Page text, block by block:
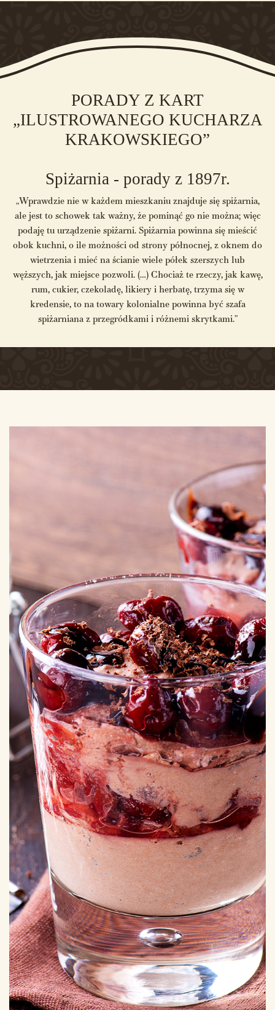
PORADY Z KART
„ILUSTROWANEGO KUCHARZA
KRAKOWSKIEGO”
Spiżarnia - porady z 1897r.
„Wprawdzie nie w każdem mieszkaniu znajduje się spiżarnia,
ale jest to schowek tak ważny, że pominąć go nie można; więc
podaję tu urządzenie spiżarni. Spiżarnia powinna się mieścić
obok kuchni, o ile możności od strony północnej, z oknem do
wietrzenia i mieć na ścianie wiele półek szerszych lub
węższych, jak miejsce pozwoli. (…) Chociaż te rzeczy, jak kawę,
rum, cukier, czekoladę, likiery i herbatę, trzyma się w
kredensie, to na towary kolonialne powinna być szafa
spiżarniana z przegródkami i różnemi skrytkami.”